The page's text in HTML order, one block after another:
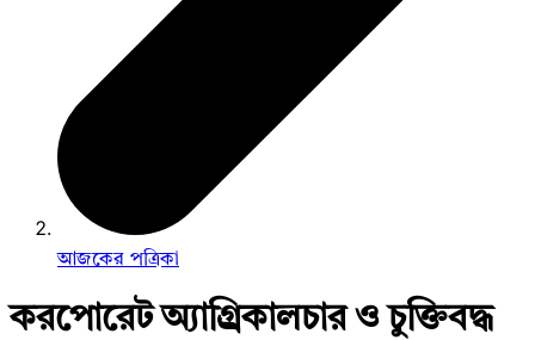
আজকের পত্রিকা
করপোরেট অ্যাগ্র্রিকালচার ও চুক্তিবদ্ধ